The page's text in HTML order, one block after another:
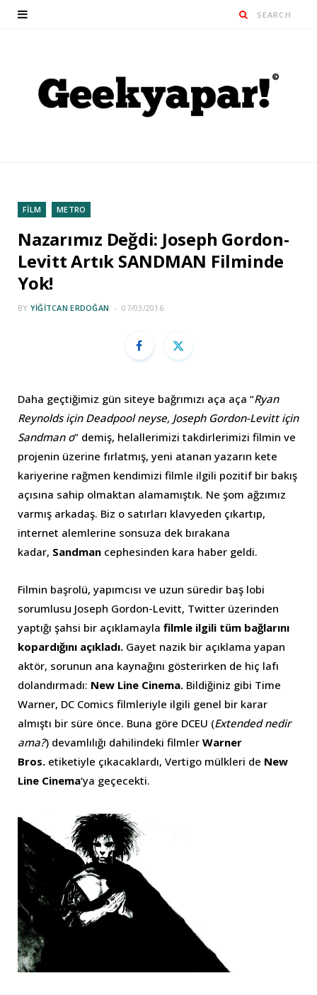
FİLM METRO
Nazarımız Değdi: Joseph Gordon-
Levitt Artık SANDMAN Filminde
Yok!
BY YIĞITCAN ERDOĞAN 07/03/2016
Daha geçtiğimiz gün siteye bağrımızı aça aça “Ryan
Reynolds için Deadpool neyse, Joseph Gordon-Levitt için
Sandman o” demiş, helallerimizi takdirlerimizi filmin ve
projenin üzerine fırlatmış, yeni atanan yazarın kete
kariyerine rağmen kendimizi filmle ilgili pozitif bir bakış
açısına sahip olmaktan alamamıştık. Ne şom ağzımız
varmış arkadaş. Biz o satırları klavyeden çıkartıp,
internet alemlerine sonsuza dek bırakana
kadar, Sandman cephesinden kara haber geldi.
Filmin başrolü, yapımcısı ve uzun süredir baş lobi
sorumlusu Joseph Gordon-Levitt, Twitter üzerinden
yaptığı şahsi bir açıklamayla filmle ilgili tüm bağlarını
kopardığını açıkladı. Gayet nazik bir açıklama yapan
aktör, sorunun ana kaynağını gösterirken de hiç lafı
dolandırmadı: New Line Cinema. Bildiğiniz gibi Time
Warner, DC Comics filmleriyle ilgili genel bir karar
almıştı bir süre önce. Buna göre DCEU (Extended nedir
ama?) devamlılığı dahilindeki filmler Warner
Bros. etiketiyle çıkacaklardı, Vertigo mülkleri de New
Line Cinema‘ya geçecekti.